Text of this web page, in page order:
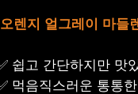
오렌지 얼그레이 마들
쉽고 간단하지만 맛
먹음직스러운 통통